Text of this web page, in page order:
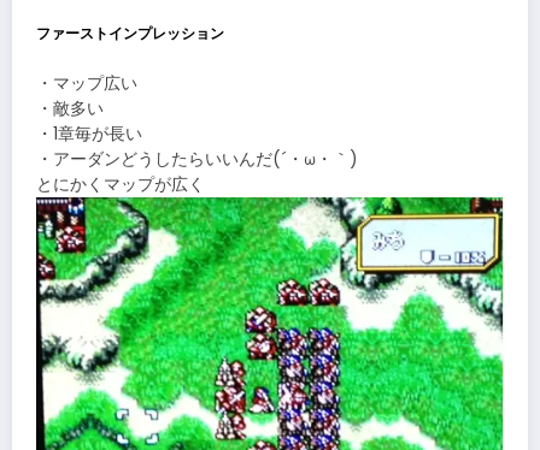
ファーストインプレッション
・マップ広い
・敵多い
・1章毎が長い
・アーダンどうしたらいいんだ(´・ω・｀)
とにかくマップが広く